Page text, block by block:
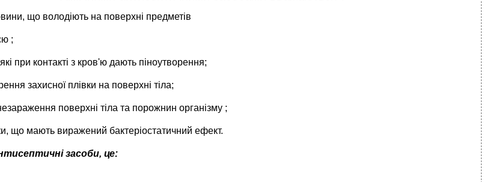
що володіють на поверхні предметів
;
при контакті з кров'ю дають піноутворення;
захисної плівки на поверхні тіла;
поверхні тіла та порожнин організму ;
що мають виражений бактеріостатичний ефект.
засоби, це: